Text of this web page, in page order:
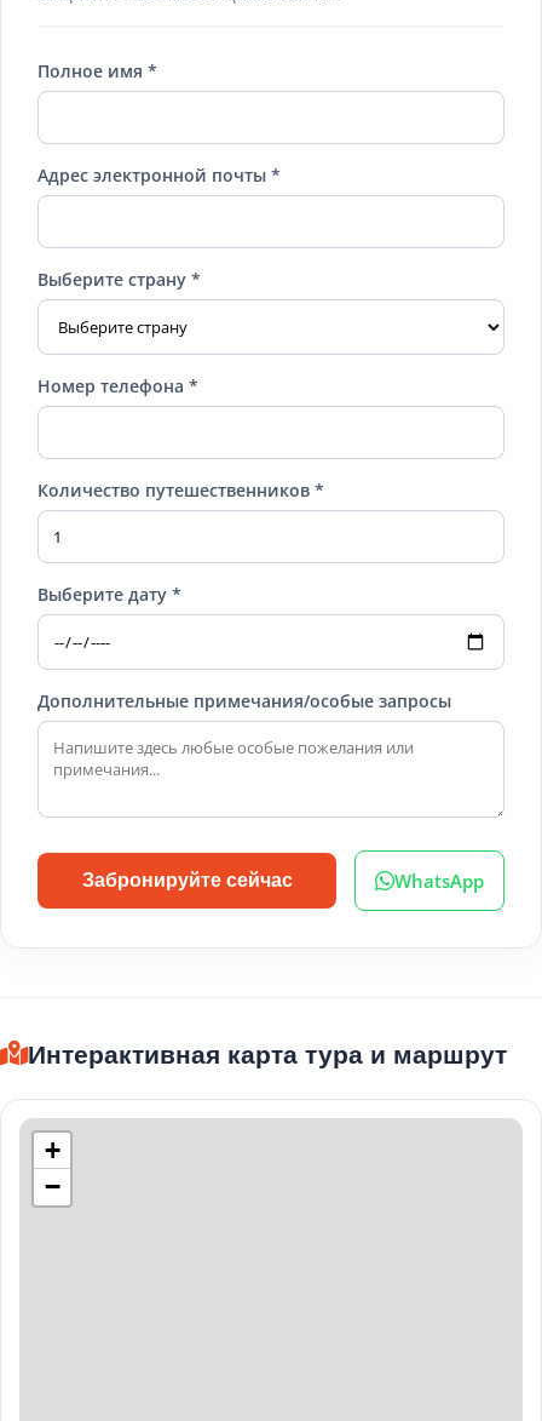
Полное имя *
Адрес электронной почты *
Выберите страну *
Номер телефона *
Количество путешественников *
Выберите дату *
Дополнительные примечания/особые запросы
Забронируйте сейчас WhatsApp
Интерактивная карта тура и маршрут
+
−